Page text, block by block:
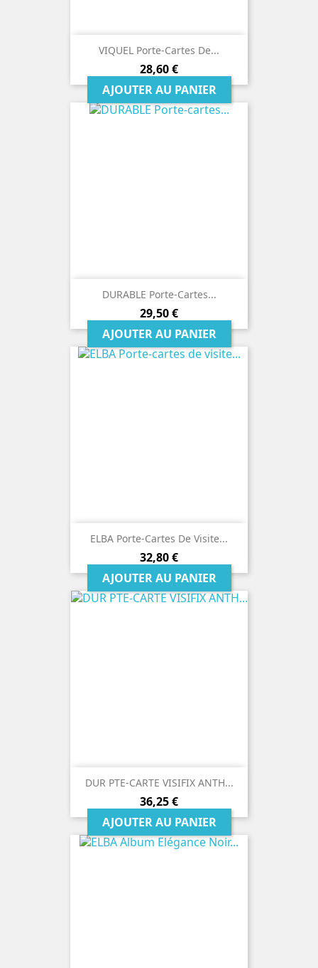
VIQUEL Porte-Cartes De...
Prix
28,60 €
AJOUTER AU PANIER
DURABLE Porte-Cartes...
Prix
29,50 €
AJOUTER AU PANIER
ELBA Porte-Cartes De Visite...
Prix
32,80 €
AJOUTER AU PANIER
DUR PTE-CARTE VISIFIX ANTH...
Prix
36,25 €
AJOUTER AU PANIER